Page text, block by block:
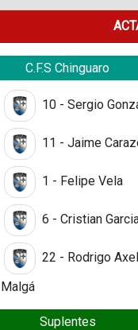
C.F.S Chinguaro
10 - Sergio
11 - Jaime
1 - Felipe Vela
6 - Cristian
22 - Rodrigo Axel
Malgá
Suplentes